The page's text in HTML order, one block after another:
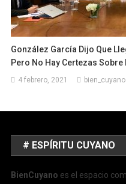
González García Dijo Que
Pero No Hay Certezas Sobre
4 febrero, 2021 bien_cuyano
# ESPÍRITU CUYANO
BienCuyano es el espacio